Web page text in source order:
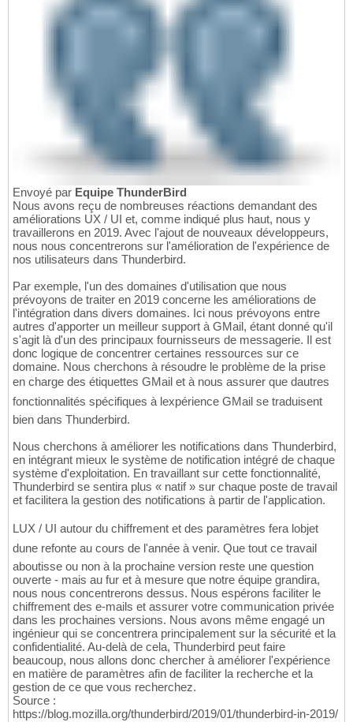
Envoyé par Equipe ThunderBird
Nous avons reçu de nombreuses réactions demandant des
améliorations UX / UI et, comme indiqué plus haut, nous y
travaillerons en 2019. Avec l'ajout de nouveaux développeurs,
nous nous concentrerons sur l'amélioration de l'expérience de
nos utilisateurs dans Thunderbird.
Par exemple, l'un des domaines d'utilisation que nous
prévoyons de traiter en 2019 concerne les améliorations de
l'intégration dans divers domaines. Ici nous prévoyons entre
autres d'apporter un meilleur support à GMail, étant donné qu'il
s'agit là d'un des principaux fournisseurs de messagerie. Il est
donc logique de concentrer certaines ressources sur ce
domaine. Nous cherchons à résoudre le problème de la prise
en charge des étiquettes GMail et à nous assurer que dautres
fonctionnalités spécifiques à lexpérience GMail se traduisent
bien dans Thunderbird.
Nous cherchons à améliorer les notifications dans Thunderbird,
en intégrant mieux le système de notification intégré de chaque
système d'exploitation. En travaillant sur cette fonctionnalité,
Thunderbird se sentira plus « natif » sur chaque poste de travail
et facilitera la gestion des notifications à partir de l'application.
LUX / UI autour du chiffrement et des paramètres fera lobjet
dune refonte au cours de l'année à venir. Que tout ce travail
aboutisse ou non à la prochaine version reste une question
ouverte - mais au fur et à mesure que notre équipe grandira,
nous nous concentrerons dessus. Nous espérons faciliter le
chiffrement des e-mails et assurer votre communication privée
dans les prochaines versions. Nous avons même engagé un
ingénieur qui se concentrera principalement sur la sécurité et la
confidentialité. Au-delà de cela, Thunderbird peut faire
beaucoup, nous allons donc chercher à améliorer l'expérience
en matière de paramètres afin de faciliter la recherche et la
gestion de ce que vous recherchez.
Source :
https://blog.mozilla.org/thunderbird/2019/01/thunderbird-in-2019/